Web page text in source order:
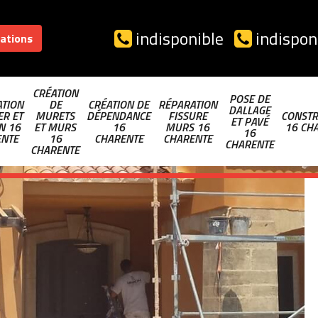
indisponible
ET
16
CRÉATION
DE
MURETS
ET MURS
16
CHARENTE
CRÉATION DE
DÉPENDANCE
16
CHARENTE
RÉPARATION
FISSURE
MURS 16
CHARENTE
POSE DE
DALLAGE
ET PAVÉ
16
CHARENTE
16